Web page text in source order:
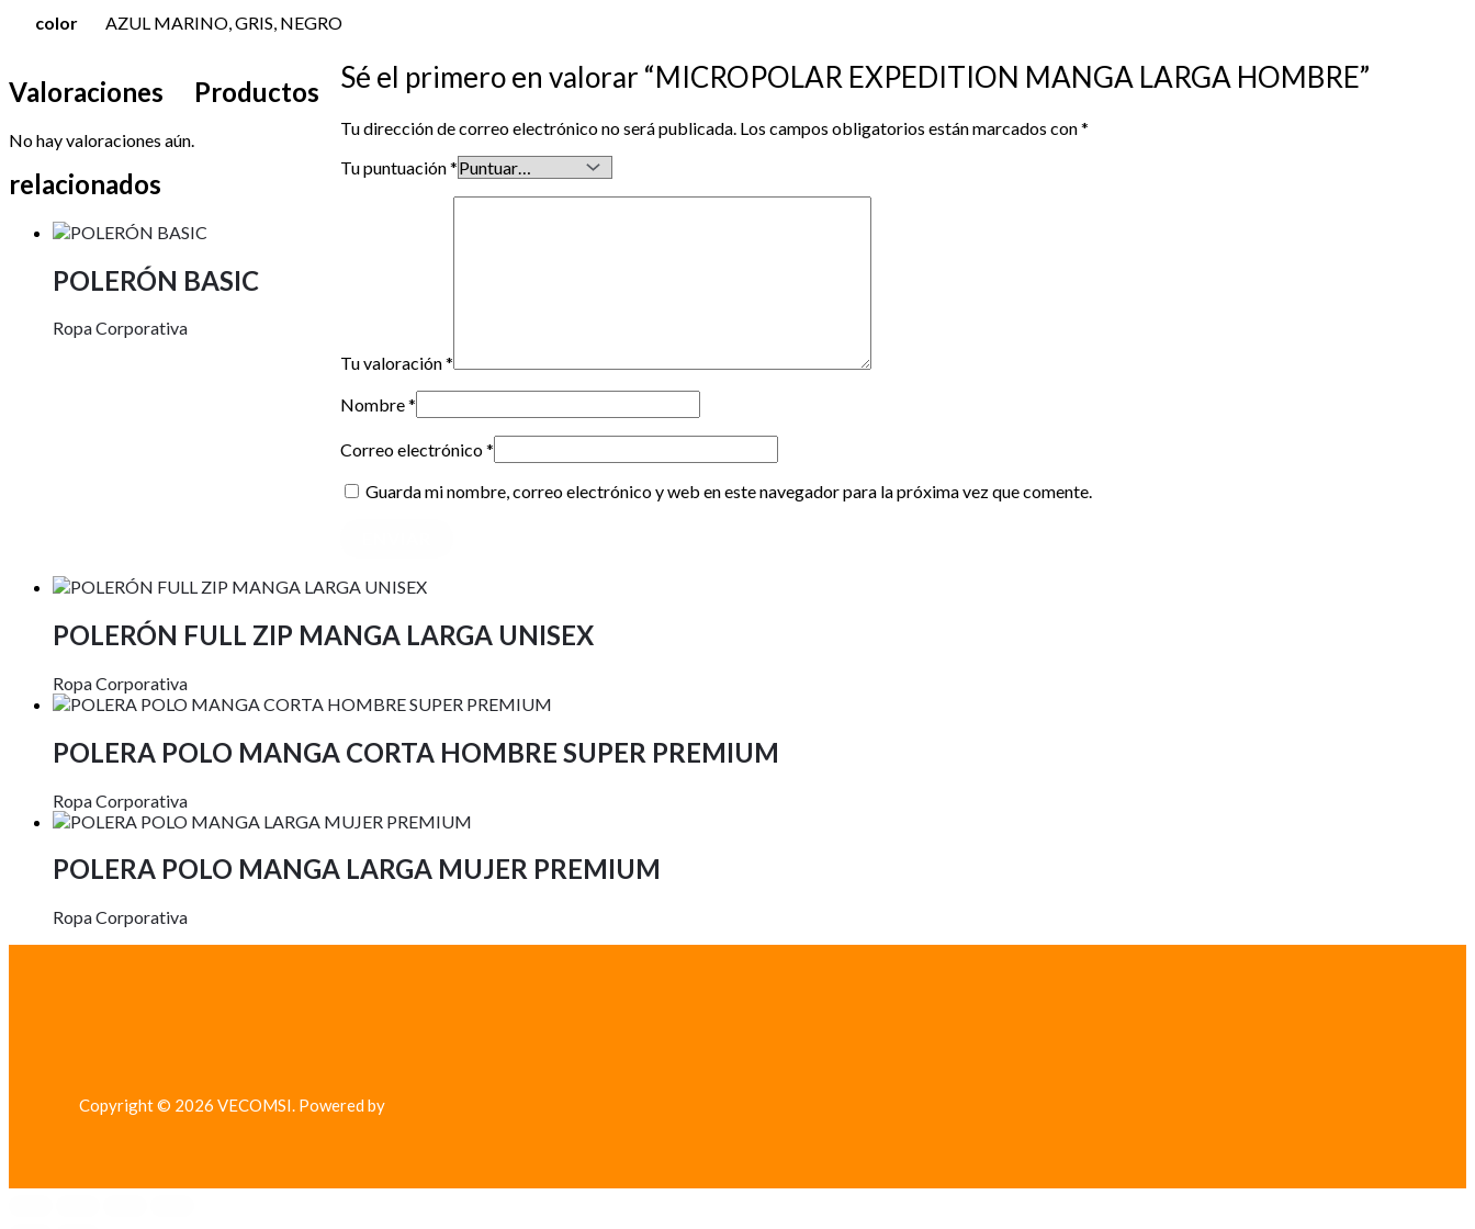
color AZUL MARINO, GRIS, NEGRO
Valoraciones
No hay valoraciones aún.
Sé el primero en valorar “MICROPOLAR EXPEDITION MANGA LARGA HOMBRE”
Tu dirección de correo electrónico no será publicada. Los campos obligatorios están marcados con*
Tu puntuación*
Tu valoración*
Nombre*
Correo electrónico*
Guarda mi nombre, correo electrónico y web en este navegador para la próxima vez que comente.
Productos
relacionados
POLERÓN BASIC
Ropa Corporativa
POLERÓN FULL ZIP MANGA LARGA UNISEX
Ropa Corporativa
POLERA POLO MANGA CORTA HOMBRE SUPER PREMIUM
Ropa Corporativa
POLERA POLO MANGA LARGA MUJER PREMIUM
Ropa Corporativa
Copyright © 2026 VECOMSI. Powered by